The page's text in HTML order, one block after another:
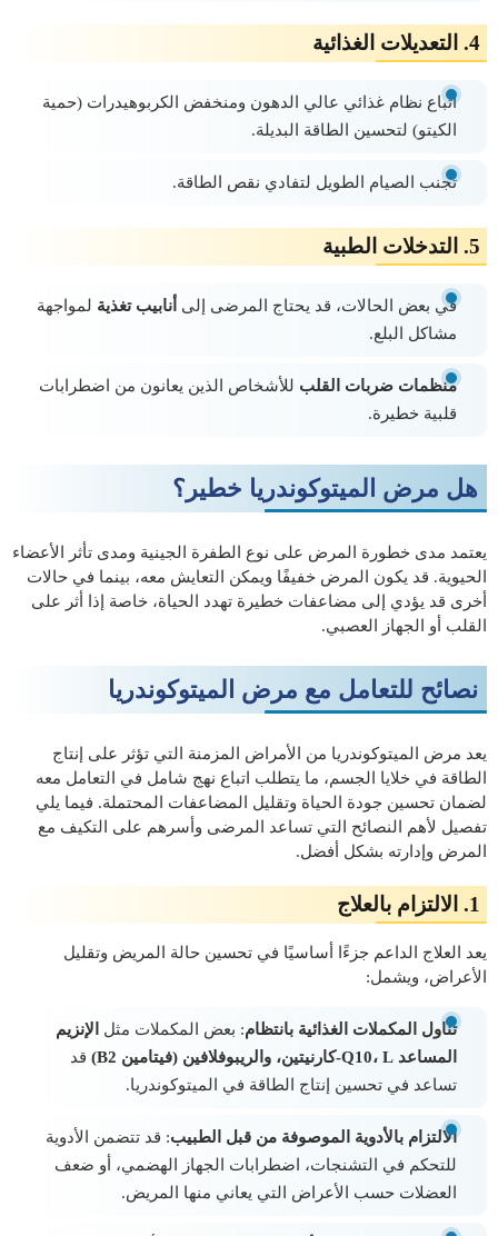
4. التعديلات الغذائية
اتباع نظام غذائي عالي الدهون ومنخفض الكربوهيدرات (حمية
الكيتو) لتحسين الطاقة البديلة.
تجنب الصيام الطويل لتفادي نقص الطاقة.
5. التدخلات الطبية
في بعض الحالات، قد يحتاج المرضى إلى أنابيب تغذية لمواجهة
مشاكل البلع.
منظمات ضربات القلب للأشخاص الذين يعانون من اضطرابات
قلبية خطيرة.
هل مرض الميتوكوندريا خطير؟
يعتمد مدى خطورة المرض على نوع الطفرة الجينية ومدى تأثر الأعضاء
الحيوية. قد يكون المرض خفيفًا ويمكن التعايش معه، بينما في حالات
أخرى قد يؤدي إلى مضاعفات خطيرة تهدد الحياة، خاصة إذا أثر على
القلب أو الجهاز العصبي.
نصائح للتعامل مع مرض الميتوكوندريا
يعد مرض الميتوكوندريا من الأمراض المزمنة التي تؤثر على إنتاج
الطاقة في خلايا الجسم، ما يتطلب اتباع نهج شامل في التعامل معه
لضمان تحسين جودة الحياة وتقليل المضاعفات المحتملة. فيما يلي
تفصيل لأهم النصائح التي تساعد المرضى وأسرهم على التكيف مع
المرض وإدارته بشكل أفضل.
1. الالتزام بالعلاج
يعد العلاج الداعم جزءًا أساسيًا في تحسين حالة المريض وتقليل
الأعراض، ويشمل:
تناول المكملات الغذائية بانتظام: بعض المكملات مثل
الإنزيم
المساعد Q10، L-كارنيتين، والريبوفلافين (فيتامين B2)
قد
تساعد في تحسين إنتاج الطاقة في الميتوكوندريا.
الالتزام بالأدوية الموصوفة من قبل الطبيب: قد تتضمن الأدوية
للتحكم في التشنجات، اضطرابات الجهاز الهضمي، أو ضعف
العضلات حسب الأعراض التي يعاني منها المريض.